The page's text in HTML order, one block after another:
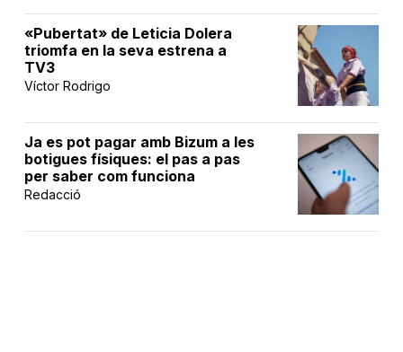
«Pubertat» de Leticia Dolera
triomfa en la seva estrena a
TV3
Víctor Rodrigo
Ja es pot pagar amb Bizum a les
botigues físiques: el pas a pas
per saber com funciona
Redacció